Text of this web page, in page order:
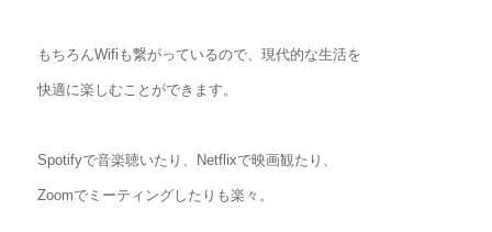
もちろんWifiも繋がっているので、現代的な生活を
快適に楽しむことができます。
Spotifyで音楽聴いたり、Netflixで映画観たり、
Zoomでミーティングしたりも楽々。